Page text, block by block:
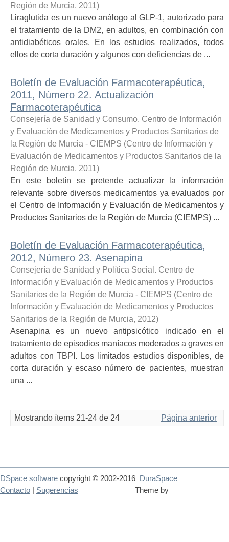
Región de Murcia, 2011)
Liraglutida es un nuevo análogo al GLP-1, autorizado para
el tratamiento de la DM2, en adultos, en combinación con
antidiabéticos orales. En los estudios realizados, todos
ellos de corta duración y algunos con deficiencias de ...
Boletín de Evaluación Farmacoterapéutica,
2011, Número 22. Actualización
Farmacoterapéutica
Consejería de Sanidad y Consumo. Centro de Información
y Evaluación de Medicamentos y Productos Sanitarios de
la Región de Murcia - CIEMPS (Centro de Información y
Evaluación de Medicamentos y Productos Sanitarios de la
Región de Murcia, 2011)
En este boletín se pretende actualizar la información
relevante sobre diversos medicamentos ya evaluados por
el Centro de Información y Evaluación de Medicamentos y
Productos Sanitarios de la Región de Murcia (CIEMPS) ...
Boletín de Evaluación Farmacoterapéutica,
2012, Número 23. Asenapina
Consejería de Sanidad y Política Social. Centro de
Información y Evaluación de Medicamentos y Productos
Sanitarios de la Región de Murcia - CIEMPS (Centro de
Información y Evaluación de Medicamentos y Productos
Sanitarios de la Región de Murcia, 2012)
Asenapina es un nuevo antipsicótico indicado en el
tratamiento de episodios maníacos moderados a graves en
adultos con TBPI. Los limitados estudios disponibles, de
corta duración y escaso número de pacientes, muestran
una ...
Mostrando ítems 21-24 de 24 Página anterior
DSpace software copyright © 2002-2016
DuraSpace
Theme by
Contacto Sugerencias